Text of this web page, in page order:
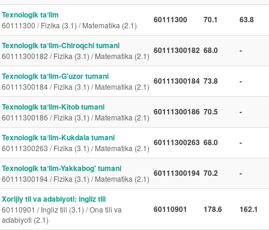
Texnologik taʼlim
60111300 / Fizika (3.1) / Matematika (2.1)
60111300 70.1 63.8
Texnologik taʼlim-Chiroqchi tumani
60111300182 / Fizika (3.1) / Matematika (2.1)
60111300182 68.0 -
Texnologik taʼlim-G'uzor tumani
60111300184 / Fizika (3.1) / Matematika (2.1)
60111300184 73.8 -
Texnologik taʼlim-Kitob tumani
60111300186 / Fizika (3.1) / Matematika (2.1)
60111300186 70.5 -
Texnologik taʼlim-Kukdala tumani
60111300263 / Fizika (3.1) / Matematika (2.1)
60111300263 68.0 -
Texnologik taʼlim-Yakkabog' tumani
60111300194 / Fizika (3.1) / Matematika (2.1)
60111300194 70.2 -
Xorijiy til va adabiyoti: ingliz tili
60110901 / Ingliz tili (3.1) / Ona tili va
adabiyoti (2.1)
60110901 178.6 162.1